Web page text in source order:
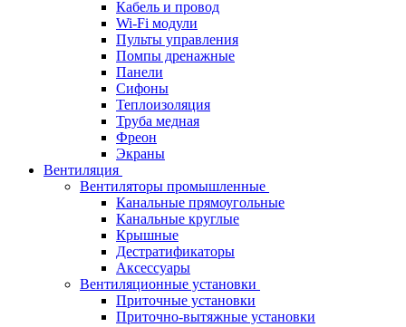
Кабель и провод
Wi-Fi модули
Пульты управления
Помпы дренажные
Панели
Сифоны
Теплоизоляция
Труба медная
Фреон
Экраны
Вентиляция
Вентиляторы промышленные
Канальные прямоугольные
Канальные круглые
Крышные
Дестратификаторы
Аксессуары
Вентиляционные установки
Приточные установки
Приточно-вытяжные установки